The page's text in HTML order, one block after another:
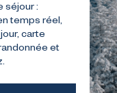
séjour :
temps réel,
carte
et